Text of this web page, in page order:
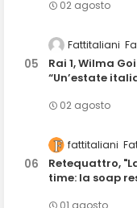
02 agosto
Fattitaliani
Rai 1, Wilma
“Un’estate
02 agosto
fattitaliani
Retequattro,
time: la soap